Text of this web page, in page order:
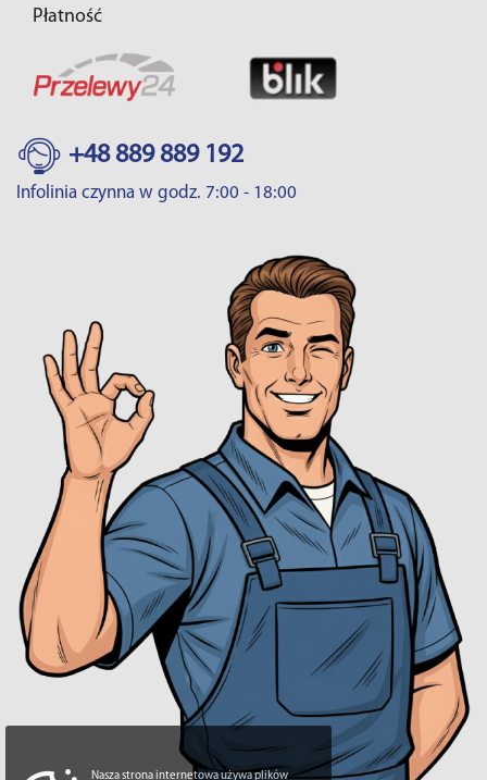
Płatność
+48 889 889 192
Infolinia czynna w godz. 7:00 - 18:00
Nasza strona internetowa używa plików